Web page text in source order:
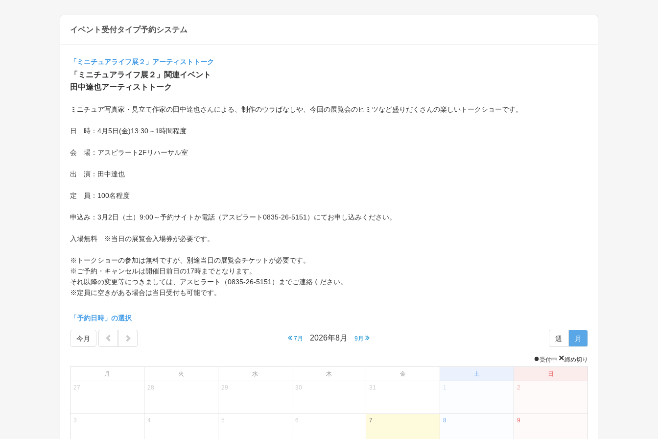
イベント受付タイプ予約システム
「ミニチュアライフ展２」アーティストトーク
「ミニチュアライフ展２」関連イベント
田中達也アーティストトーク
ミニチュア写真家・見立て作家の田中達也さんによる、制作のウラばなしや、今回の展覧会のヒミツなど盛りだくさんの楽しいトークショーです。
日 時：4月5日(金)13:30～1時間程度
会 場：アスピラート2Fリハーサル室
出 演：田中達也
定 員：100名程度
申込み：3月2日（土）9:00～予約サイトか電話（アスピラート0835-26-5151）にてお申し込みください。
入場無料 ※当日の展覧会入場券が必要です。
※トークショーの参加は無料ですが、別途当日の展覧会チケットが必要です。
※ご予約・キャンセルは開催日前日の17時までとなります。
それ以降の変更等につきましては、アスピラート（0835-26-5151）までご連絡ください。
※定員に空きがある場合は当日受付も可能です。
「予約日時」の選択
今月 7月 2026年8月 9月 週 月
●受付中 ×締め切り
月 火 水 木 金 土
日
27
28 29 30 31 1 2
3 4 5 6 7 8 9